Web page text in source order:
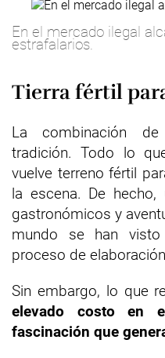
En el mercado ilegal
estrafalarios.
Tierra fértil
La combinación
tradición. Todo lo
vuelve terreno fértil
la escena. De
gastronómicos y
mundo se han
proceso de
Sin embargo, lo que
elevado costo en
fascinación que